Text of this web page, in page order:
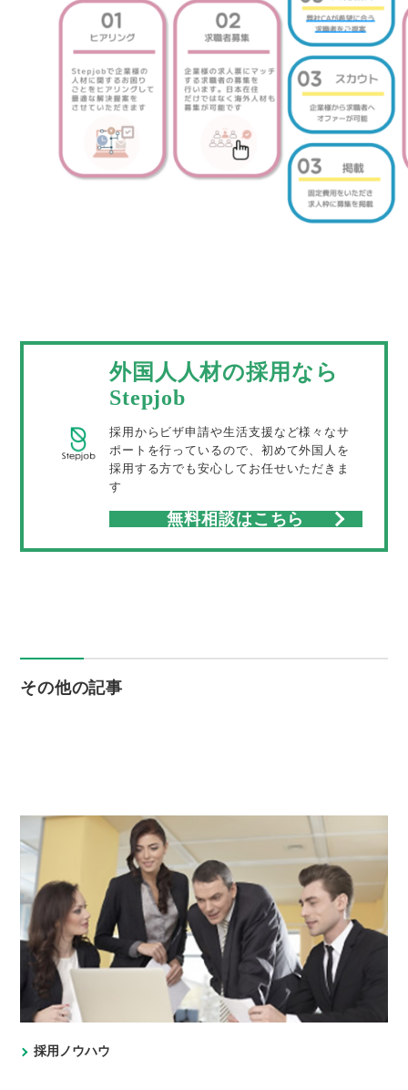
外国人人材の採用なら
Stepjob
採用からビザ申請や生活支援など様々なサ
ポートを行っているので、初めて外国人を
採用する方でも安心してお任せいただきま
す
無料相談はこちら
その他の記事
採用ノウハウ